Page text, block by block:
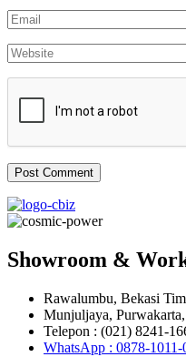
Showroom &
Rawalumbu, Bekasi
Munjuljaya,
Telepon : (021) 8241-
WhatsApp : 0878-1011-